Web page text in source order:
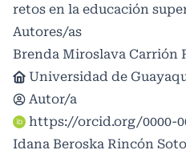
retos en la educación
Autores/as
Brenda Miroslava Carrión
Universidad de
Autor/a
https://orcid.org/0000-
Idana Beroska Rincón Soto